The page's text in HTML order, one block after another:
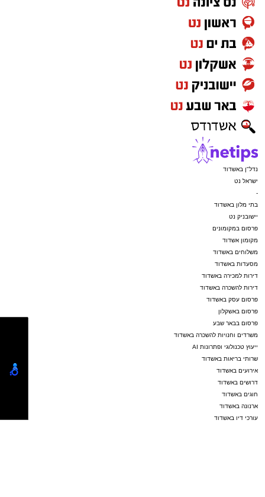
נדל"ן באשדוד
ישראל נט
-
בתי מלון באשדוד
יישובניק נט
פרסום במקומונים
מקומון אשדוד
משלוחים באשדוד
מסעדות באשדוד
דירות למכירה באשדוד
דירות להשכרה באשדוד
פרסום עסק באשדוד
פרסום באשקלון
פרסום בבאר שבע
משרדים וחנויות להשכרה באשדוד
ייעוץ טכנולוגי ופתרונות AI
שרותי בריאות באשדוד
אירועים באשדוד
דרושים באשדוד
חוגים באשדוד
ארנונה באשדוד
עורכי דין באשדוד